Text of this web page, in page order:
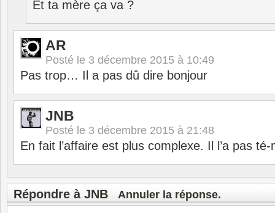
Et ta mère ça va ?
AR
Posté le 3 décembre 2015 à 10:49
Pas trop… Il a pas dû dire bonjour
JNB
Posté le 3 décembre 2015 à 21:48
En fait l’affaire est plus complexe. Il l’a pas
Répondre à JNB Annuler la réponse.